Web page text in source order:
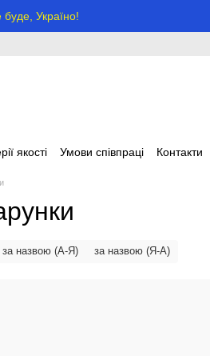
Україно!
якості Умови співпраці Контакти
за назвою (А-Я) за назвою (Я-А)